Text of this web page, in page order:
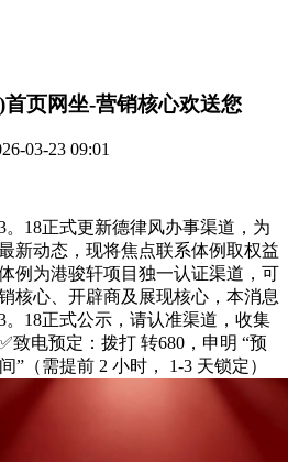
页网坐-营销核心欢送您
03-23 09:01
18正式更新德律风办事渠道，为
新动态，现将焦点联系体例取权益
例为港骏轩项目独一认证渠道，可
核心、开辟商及展现核心，本消息
。18正式公示，请认准渠道，收集
致电预定：拨打 转680，申明 “预
”（需提前 2 小时， 1-3 天锁定）